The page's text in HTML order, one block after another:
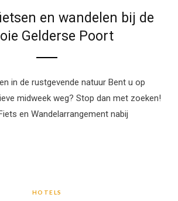
en wandelen bij de
Gelderse Poort
in de rustgevende natuur Bent u op
midweek weg? Stop dan met zoeken!
en Wandelarrangement nabij
HOTELS